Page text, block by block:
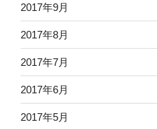
2017年9月
2017年8月
2017年7月
2017年6月
2017年5月